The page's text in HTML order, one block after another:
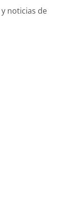
noticias de